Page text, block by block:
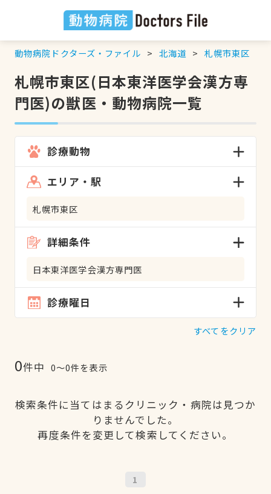
動物病院ドクターズ・ファイル 北海道 札幌市東区
札幌市東区(日本東洋医学会漢方専
門医)の獣医・動物病院一覧
診療動物
エリア・駅
札幌市東区
詳細条件
日本東洋医学会漢方専門医
診療曜日
すべてをクリア
0件中 0〜0件を表示
検索条件に当てはまるクリニック・病院は見つか
りませんでした。
再度条件を変更して検索してください。
1